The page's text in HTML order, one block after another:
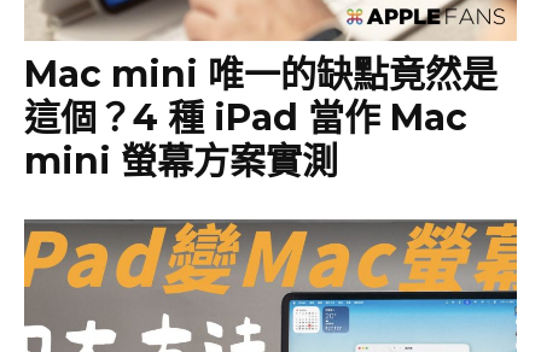
Mac mini 唯一的缺點竟然是
這個？4 種 iPad 當作 Mac
mini 螢幕方案實測